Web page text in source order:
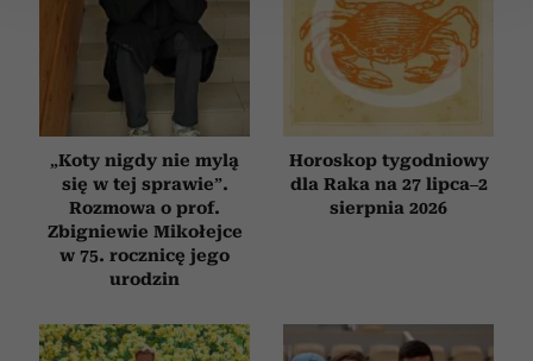
Wykorzystujemy pliki cookie do spersonalizowania treści
i reklam, aby oferować funkcje społecznościowe i
analizować ruch w naszej witrynie. Informacje o tym, jak
korzystasz z naszej witryny, udostępniamy partnerom
społecznościowym, reklamowym i analitycznym.
Partnerzy mogą połączyć te informacje z innymi danymi
otrzymanymi od Ciebie lub uzyskanymi podczas
korzystania z ich usług.
„Koty nigdy nie mylą
się w tej sprawie”.
Rozmowa o prof.
Zbigniewie Mikołejce
w 75. rocznicę jego
urodzin
Horoskop tygodniowy
dla Raka na 27 lipca–2
sierpnia 2026